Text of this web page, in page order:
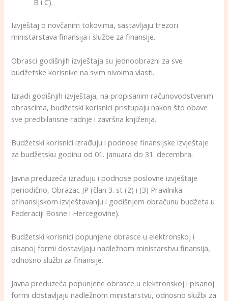
B i C).
Izvještaj o novčanim tokovima, sastavljaju trezori
ministarstava finansija i službe za finansije.
Obrasci godišnjih izvještaja su jednoobrazni za sve
budžetske korisnike na svim nivoima vlasti.
Izradi godišnjih izvještaja, na propisanim računovodstvenim
obrascima, budžetski korisnici pristupaju nakon što obave
sve predbilansne radnje i završna knjiženja.
Budžetski korisnici izrađuju i podnose finansijske izvještaje
za budžetsku godinu od 01. januara do 31. decembra.
Javna preduzeća izrađuju i podnose poslovne izvještaje
periodično, Obrazac JP (član 3. st (2) i (3) Pravilnika
ofinansijskom izvještavanju i godišnjem obračunu budžeta u
Federaciji Bosne i Hercegovine).
Budžetski korisnici popunjene obrasce u elektronskoj i
pisanoj formi dostavljaju nadležnom ministarstvu finansija,
odnosno službi za finansije.
Javna preduzeća popunjene obrasce u elektronskoj i pisanoj
formi dostavljaju nadležnom ministarstvu, odnosno službi za